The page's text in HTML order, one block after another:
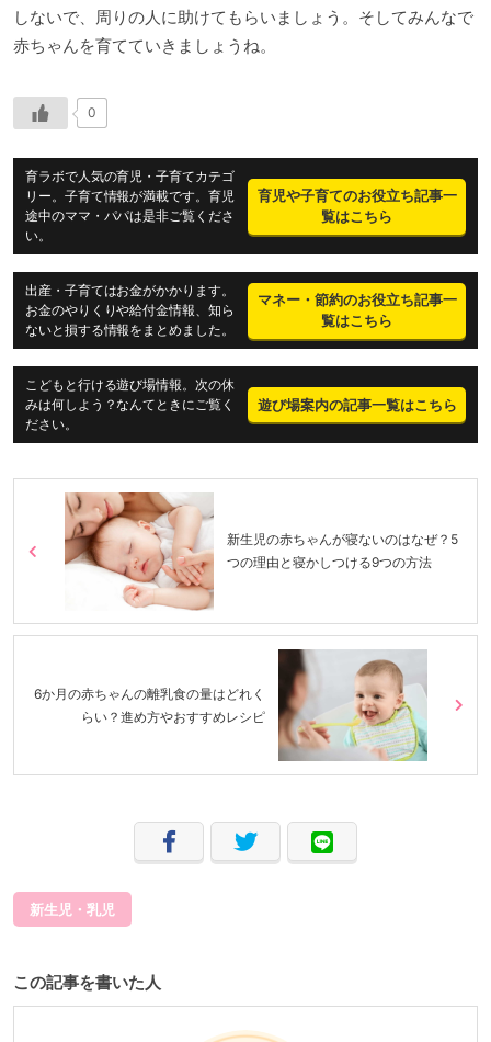
しないで、周りの人に助けてもらいましょう。そしてみんなで
赤ちゃんを育てていきましょうね。
0
育ラボで人気の育児・子育てカテゴ
リー。子育て情報が満載です。育児
途中のママ・パパは是非ご覧くださ
い。
育児や子育てのお役立ち記事一
覧はこちら
出産・子育てはお金がかかります。
お金のやりくりや給付金情報、知ら
ないと損する情報をまとめました。
マネー・節約のお役立ち記事一
覧はこちら
こどもと行ける遊び場情報。次の休
みは何しよう？なんてときにご覧く
ださい。
遊び場案内の記事一覧はこちら
新生児の赤ちゃんが寝ないのはなぜ？5
つの理由と寝かしつける9つの方法
6か月の赤ちゃんの離乳食の量はどれく
らい？進め方やおすすめレシピ
新生児・乳児
この記事を書いた人